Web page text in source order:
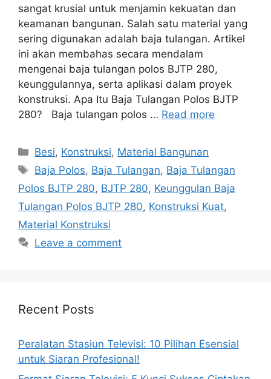
sangat krusial untuk menjamin kekuatan dan
keamanan bangunan. Salah satu material yang
sering digunakan adalah baja tulangan. Artikel
ini akan membahas secara mendalam
mengenai baja tulangan polos BJTP 280,
keunggulannya, serta aplikasi dalam proyek
konstruksi. Apa Itu Baja Tulangan Polos BJTP
280? Baja tulangan polos … Read more
Categories
Besi, Konstruksi, Material Bangunan
Tags
Baja Polos, Baja Tulangan, Baja Tulangan
Polos BJTP 280, BJTP 280, Keunggulan Baja
Tulangan Polos BJTP 280, Konstruksi Kuat,
Material Konstruksi
Leave a comment
Recent Posts
Peralatan Stasiun Televisi: 10 Pilihan Esensial
untuk Siaran Profesional!